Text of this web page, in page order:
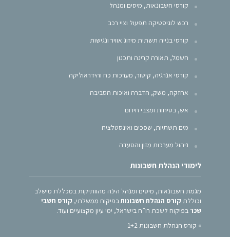
קורסי חשבונאות, מיסים ומנהל
רכש לוגיסטיקה תפעול וציי רכב
קורסי בנייה תשתית מיזוג אוויר ונגישות
חשמל, תאורה קרינה ותכנון
קורסי אנרגיה, קיטור, מערכות כח והידראוליקה
אחזקה, משק, הדברה ואיכות הסביבה
אש, בטיחות ומצבי חירום
מים תשתיות, שפכים ואינסטלציה
ניהול מערכות מזון והסעדה
לימודי הנהלת חשבונות
מגמת חשבונאות, מיסים ומנהל הינה מהוותיקות במכללת מישלב
וכוללת קורס הנהלת חשבונותבפיקוח ממשלתי, קורס חשבי
שכרבפיקוח לשכת רו”ח בישראל, ימי עיון מקצועיים ועוד.
» קורס הנהלת חשבונות 1+2